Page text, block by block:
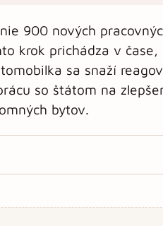
900 nových
krok prichádza v čase,
sa snaží
so štátom na
bytov.